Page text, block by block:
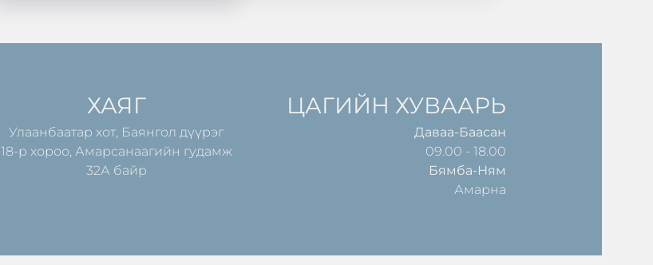
ХАЯГ
Улаанбаатар хот, Баянгол дүүрэг
18-р хороо, Амарсанаагийн гудамж
32А байр
ЦАГИЙН ХУВААРЬ
Даваа-Баасан
09.00 - 18.00
Бямба-Ням
Амарна